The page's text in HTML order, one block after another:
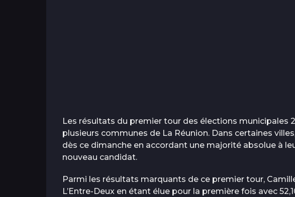
Les résultats du premier tour des élections municipales
plusieurs communes de La Réunion. Dans certaines
dès ce dimanche en accordant une majorité absolue à
nouveau candidat.
Parmi les résultats marquants de ce premier tour,
L’Entre-Deux en étant élue pour la première fois avec